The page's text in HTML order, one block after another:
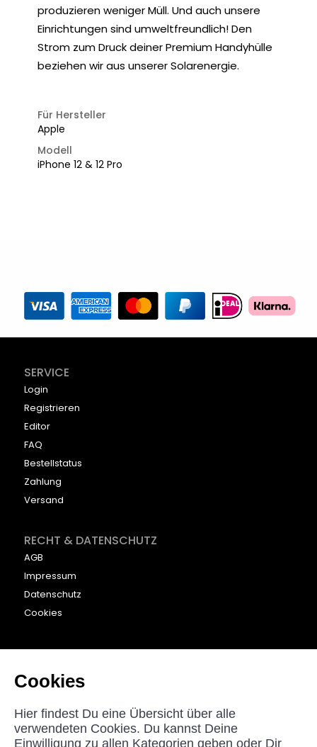
produzieren weniger Müll. Und auch unsere
Einrichtungen sind umweltfreundlich! Den
Strom zum Druck deiner Premium Handyhülle
beziehen wir aus unserer Solarenergie.
Für Hersteller
Apple
Modell
iPhone 12 & 12 Pro
SERVICE
Login
Registrieren
Editor
FAQ
Bestellstatus
Zahlung
Versand
RECHT & DATENSCHUTZ
AGB
Impressum
Datenschutz
Cookies
KONTAKT
beyounic GmbH
Nordstraße 27
33181 Bad Wünnenberg
Germany
helpdesk@beyounic.eu
Cookies
Hier findest Du eine Übersicht über alle
verwendeten Cookies. Du kannst Deine
Einwilligung zu allen Kategorien geben oder Dir